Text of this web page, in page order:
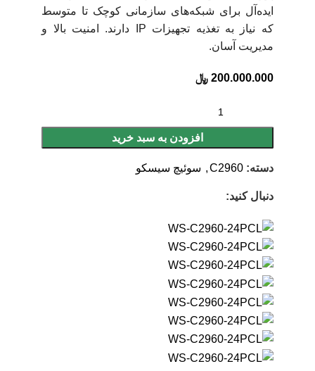
200.000.000 ﷼
ایده‌آل برای شبکه‌های سازمانی کوچک تا متوسط
که نیاز به تغذیه تجهیزات IP دارند. امنیت بالا و
مدیریت آسان.
افزودن به سبد خرید
دسته: C2960
, سوئیچ سیسکو
دنبال کنید: